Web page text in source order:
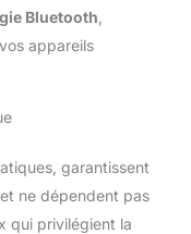
Bluetooth
appareils
garantissent
ne dépendent pas
qui privilégient la